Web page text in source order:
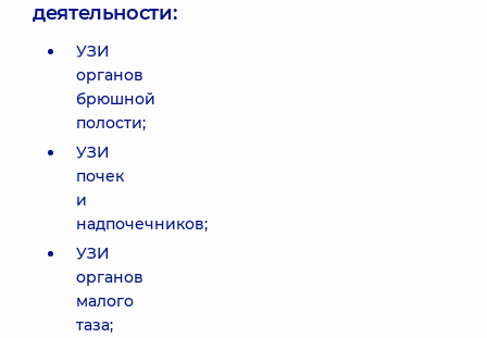
деятельности:
УЗИ
органов
брюшной
полости;
УЗИ
почек
и
надпочечников;
УЗИ
органов
малого
таза;